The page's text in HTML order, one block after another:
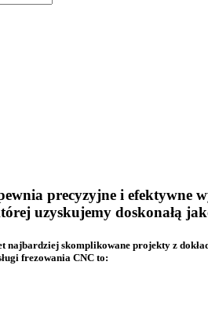
precyzyjne i efektywne
uzyskujemy doskonałą
skomplikowane projekty z
frezowania CNC to: